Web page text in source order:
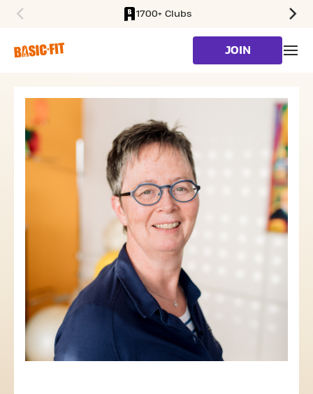
1700+ Clubs
JOIN